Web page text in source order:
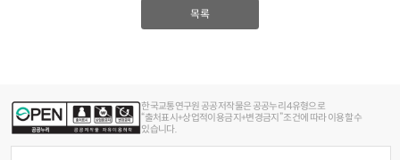
목록
한국교통연구원 공공저작물은 공공누리 4유형으로
“출처표시+상업적이용금지+변경금지” 조건에 따라 이용할 수
있습니다.